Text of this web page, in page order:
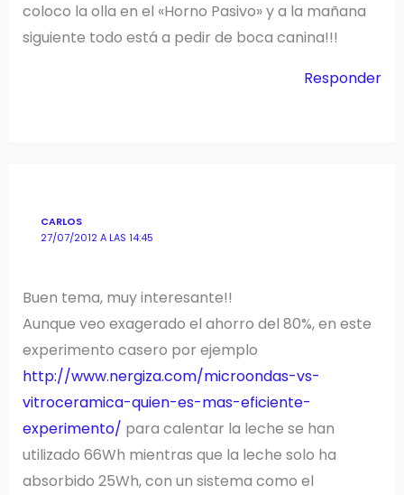
coloco la olla en el «Horno Pasivo» y a la mañana
siguiente todo está a pedir de boca canina!!!
Responder
CARLOS
27/07/2012 A LAS 14:45
Buen tema, muy interesante!!
Aunque veo exagerado el ahorro del 80%, en este
experimento casero por ejemplo
http://www.nergiza.com/microondas-vs-
vitroceramica-quien-es-mas-eficiente-
experimento/ para calentar la leche se han
utilizado 66Wh mientras que la leche solo ha
absorbido 25Wh, con un sistema como el